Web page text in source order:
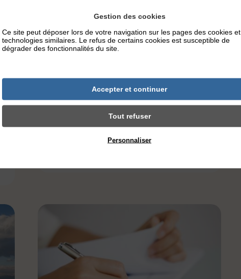
enfants souffrant d’une maladie
de peau très douloureuse
Lorsque l’on est adulte, il est très difficile
autre personne. Il en est de même pour les
enfants. D’autant plus qu’ils peuvent être
touchés, dès leur plus jeune âge, par des
maladies de peau très douloureuses. Cette
connaissance et cette gestion […]
Gestion des cookies
Ce site peut déposer lors de votre navigation sur les pages des cookies et
technologies similaires. Le refus de certains cookies est susceptible de
dégrader des fonctionnalités du site.
Accepter et continuer
Tout refuser
Personnaliser